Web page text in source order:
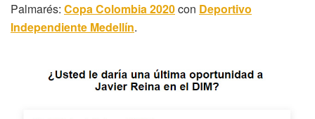
Palmarés: Copa Colombia 2020con Deportivo
Independiente Medellín.